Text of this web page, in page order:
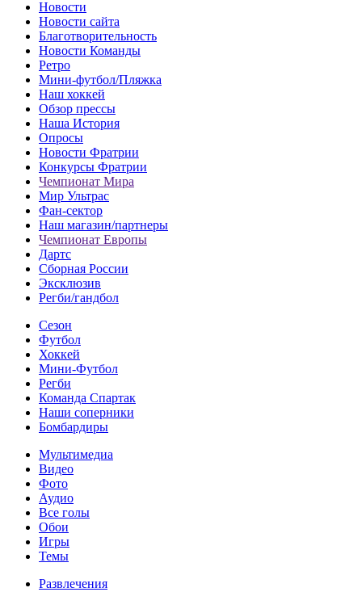
Новости
Новости сайта
Благотворительность
Новости Команды
Ретро
Мини-футбол/Пляжка
Наш хоккей
Обзор прессы
Наша История
Опросы
Новости Фратрии
Конкурсы Фратрии
Чемпионат Мира
Мир Ультрас
Фан-cектор
Наш магазин/партнеры
Чемпионат Европы
Дартс
Сборная России
Эксклюзив
Регби/гандбол
Сезон
Футбол
Хоккей
Мини-Футбол
Регби
Команда Спартак
Наши соперники
Бомбардиры
Мультимедиа
Видео
Фото
Аудио
Все голы
Обои
Игры
Темы
Развлечения